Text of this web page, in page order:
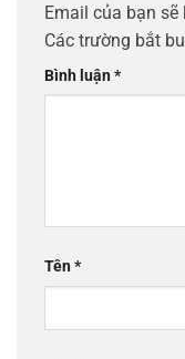
Email của bạn
Các trường bắt
Bình luận*
Tên*